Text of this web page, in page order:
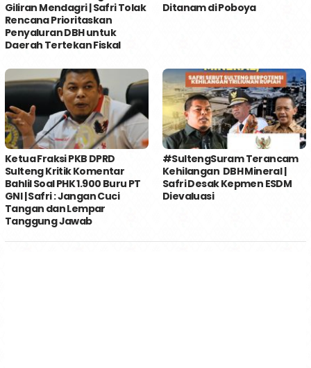
Giliran Mendagri | Safri Tolak
Rencana Prioritaskan
Penyaluran DBH untuk
Daerah Tertekan Fiskal
Ditanam di Poboya
Ketua Fraksi PKB DPRD
Sulteng Kritik Komentar
Bahlil Soal PHK 1.900 Buru PT
GNI | Safri : Jangan Cuci
Tangan dan Lempar
Tanggung Jawab
#SultengSuram Terancam
Kehilangan DBH Mineral |
Safri Desak Kepmen ESDM
Dievaluasi